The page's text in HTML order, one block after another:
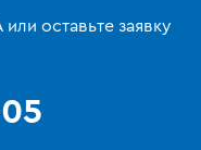
оставьте заявку